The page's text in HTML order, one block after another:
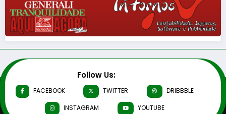
Follow Us:
FACEBOOK TWITTER
DRIBBBLE
INSTAGRAM
YOUTUBE